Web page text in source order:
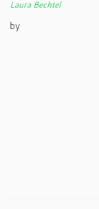
Laura Bechtel
by